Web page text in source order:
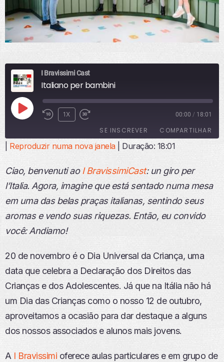
I Bravissimi Cast
Italiano per bambini
R
E
U
Z
R
E
I
Ó
I
O
1X 00:00 / 18:01
SE INSCREVER COMPARTILHAR
FEED RSS
LINK
INCORPO
RAR
Reproduzir numa nova janela| Duração: 18:01
Ciao, benvenuti aoI BravissimiCast: un giro per
l’Italia. Agora, imagine que está sentado numa mesa
em uma das belas praças italianas, sentindo seus
aromas e vendo suas riquezas. Então, eu convido
você: Andiamo!
20 de novembro é o Dia Universal da Criança, uma
data que celebra a Declaração dos Direitos das
Crianças e dos Adolescentes. Já que na Itália não há
um Dia das Crianças como o nosso 12 de outubro,
aproveitamos a ocasião para dar destaque a alguns
dos nossos associados e alunos mais jovens.
A I Bravissimi oferece aulas particulares e em grupo de